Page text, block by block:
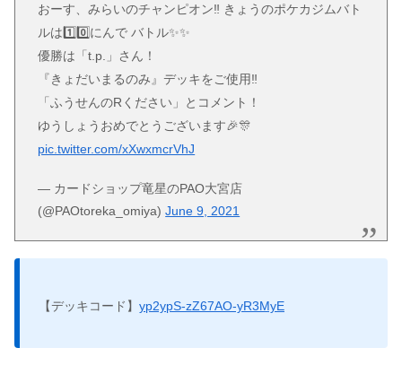
おーす、みらいのチャンピオン‼️ きょうのポケカジムバト
ルは1️⃣0️⃣にんで バトル✨✨
優勝は「t.p.」さん！
『きょだいまるのみ』デッキをご使用‼️
「ふうせんのRください」とコメント！
ゆうしょうおめでとうございます🎉🎊
pic.twitter.com/xXwxmcrVhJ
— カードショップ竜星のPAO大宮店
(@PAOtoreka_omiya)June 9, 2021
【デッキコード】 yp2ypS-zZ67AO-yR3MyE